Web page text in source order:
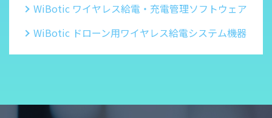
WiBotic ワイヤレス給電・充電管理ソフトウェア
WiBotic ドローン用ワイヤレス給電システム機器